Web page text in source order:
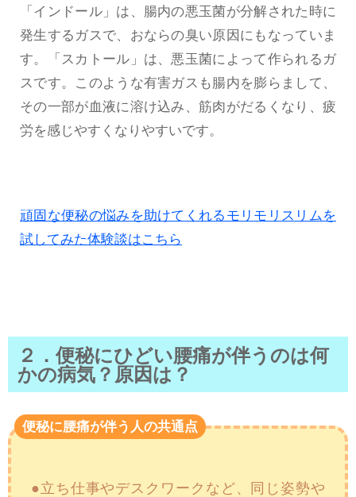
「インドール」は、腸内の悪玉菌が分解された時に
発生するガスで、おならの臭い原因にもなっていま
す。「スカトール」は、悪玉菌によって作られるガ
スです。このような有害ガスも腸内を膨らまして、
その一部が血液に溶け込み、筋肉がだるくなり、疲
労を感じやすくなりやすいです。
頑固な便秘の悩みを助けてくれるモリモリスリムを
試してみた体験談はこちら
２．便秘にひどい腰痛が伴うのは何
かの病気？原因は？
便秘に腰痛が伴う人の共通点
●立ち仕事やデスクワークなど、同じ姿勢や